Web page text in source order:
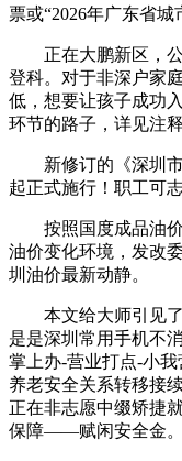
票或“2026年广东省城
正在大鹏新区，公
登科。对于非深户家
低，想要让孩子成功
环节的路子，详见注释
新修订的《深圳市
起正式施行！职工可
按照国度成品油价
油价变化环境，发改
圳油价最新动静。
本文给大师引见了
是是深圳常用手机不
掌上办-营业打点-小
养老安全关系转移接
正在非志愿中缀矫捷
保障——赋闲安全金。